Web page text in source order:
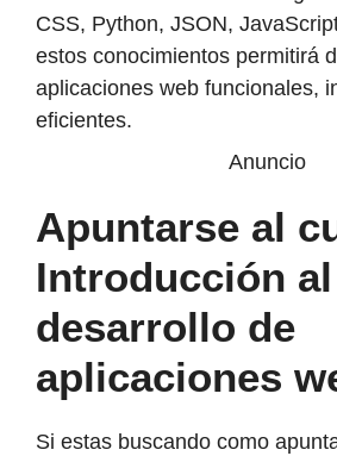
CSS, Python, JSON,
estos conocimientos permitirá
aplicaciones web funcionales,
eficientes.
Anuncio
Apuntarse al
Introducción al
desarrollo de
aplicaciones
Si estas buscando como